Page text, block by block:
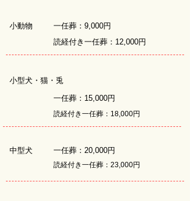
小動物
一任葬：9,000円
読経付き一任葬：12,000円
小型犬・猫・兎
一任葬：15,000円
読経付き一任葬：18,000円
中型犬 一任葬：20,000円
読経付き一任葬：23,000円